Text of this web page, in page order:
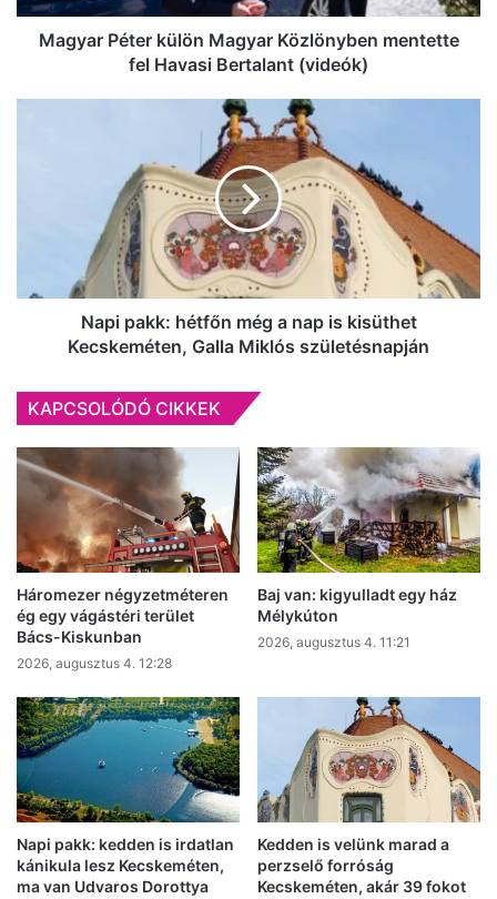
Bertalant
(videók)
Magyar Péter külön Magyar Közlönyben mentette
fel Havasi Bertalant (videók)
Kecskeméten,
Napi pakk: hétfőn még a nap is kisüthet
Kecskeméten, Galla Miklós születésnapján
KAPCSOLÓDÓ CIKKEK
Háromezer négyzetméteren
ég egy vágástéri terület
Bács-Kiskunban
2026, augusztus 4. 12:28
Baj van: kigyulladt egy ház
Mélykúton
2026, augusztus 4. 11:21
Napi pakk: kedden is irdatlan
kánikula lesz Kecskeméten,
ma van Udvaros Dorottya
Kedden is velünk marad a
perzselő forróság
Kecskeméten, akár 39 fokot